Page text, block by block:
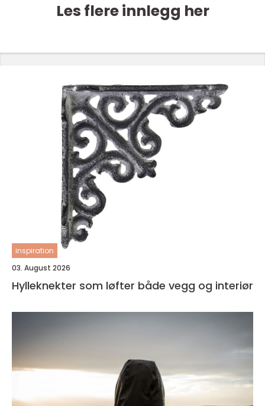
Les flere innlegg her
inspiration
03. August 2026
Hylleknekter som løfter både vegg og interiør